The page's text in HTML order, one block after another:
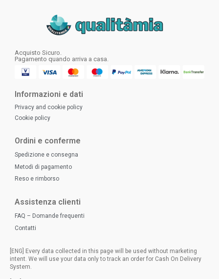
Acquisto Sicuro.
Pagamento quando arriva a casa.
Informazioni e dati
Privacy and cookie policy
Cookie policy
Ordini e conferme
Spedizione e consegna
Metodi di pagamento
Reso e rimborso
Assistenza clienti
FAQ – Domande frequenti
Contatti
[ENG] Every data collected in this page will be used without marketing
intent. We will use your data only to track an order for Cash On Delivery
System.